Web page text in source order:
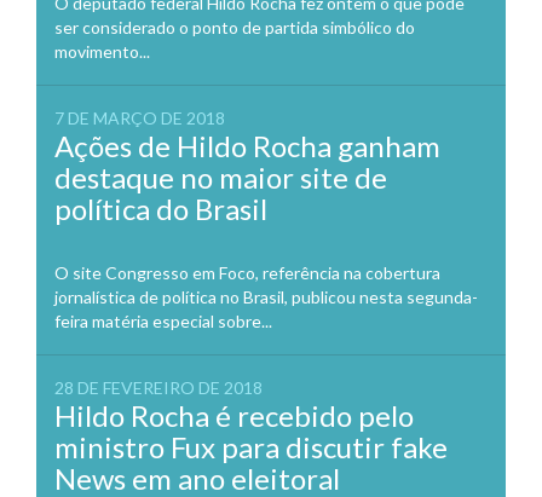
ser considerado o ponto de partida simbólico do
movimento...
7 DE MARÇO DE 2018
Ações de Hildo Rocha ganham
destaque no maior site de
política do Brasil
O site Congresso em Foco, referência na cobertura
jornalística de política no Brasil, publicou nesta segunda-
feira matéria especial sobre...
28 DE FEVEREIRO DE 2018
Hildo Rocha é recebido pelo
ministro Fux para discutir fake
News em ano eleitoral